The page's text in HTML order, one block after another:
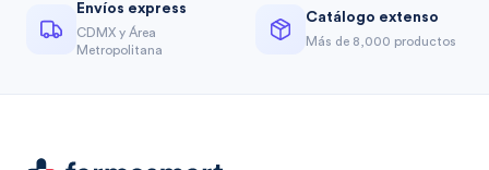
Envíos express
CDMX y Área
Metropolitana
Catálogo extenso
Más de 8,000 productos